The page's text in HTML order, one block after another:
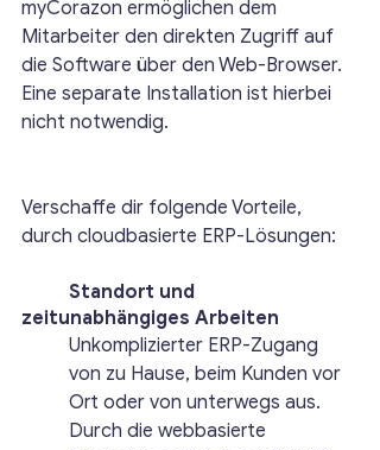
myCorazon ermöglichen dem
Mitarbeiter den direkten Zugriff auf
die Software über den Web-Browser.
Eine separate Installation ist hierbei
nicht notwendig.
Verschaffe dir folgende Vorteile,
durch cloudbasierte ERP-Lösungen:
zeitunabhängiges Arbeiten
Unkomplizierter ERP-Zugang
von zu Hause, beim Kunden vor
Ort oder von unterwegs aus.
Durch die webbasierte